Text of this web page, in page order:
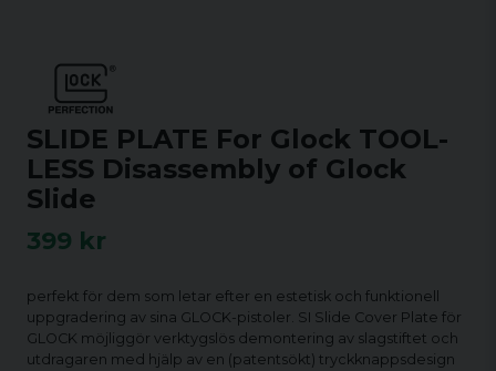
SLIDE PLATE For Glock TOOL-
LESS Disassembly of Glock
Slide
399 kr
perfekt för dem som letar efter en estetisk och funktionell
uppgradering av sina GLOCK-pistoler. SI Slide Cover Plate för
GLOCK möjliggör verktygslös demontering av slagstiftet och
utdragaren med hjälp av en (patentsökt) tryckknappsdesign